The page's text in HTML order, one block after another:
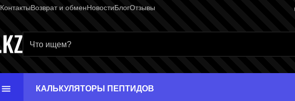
КонтактыВозврат и обменНовостиБлогОтзывы
Главная страница
КАЛЬКУЛЯТОРЫ ПЕПТИДОВ